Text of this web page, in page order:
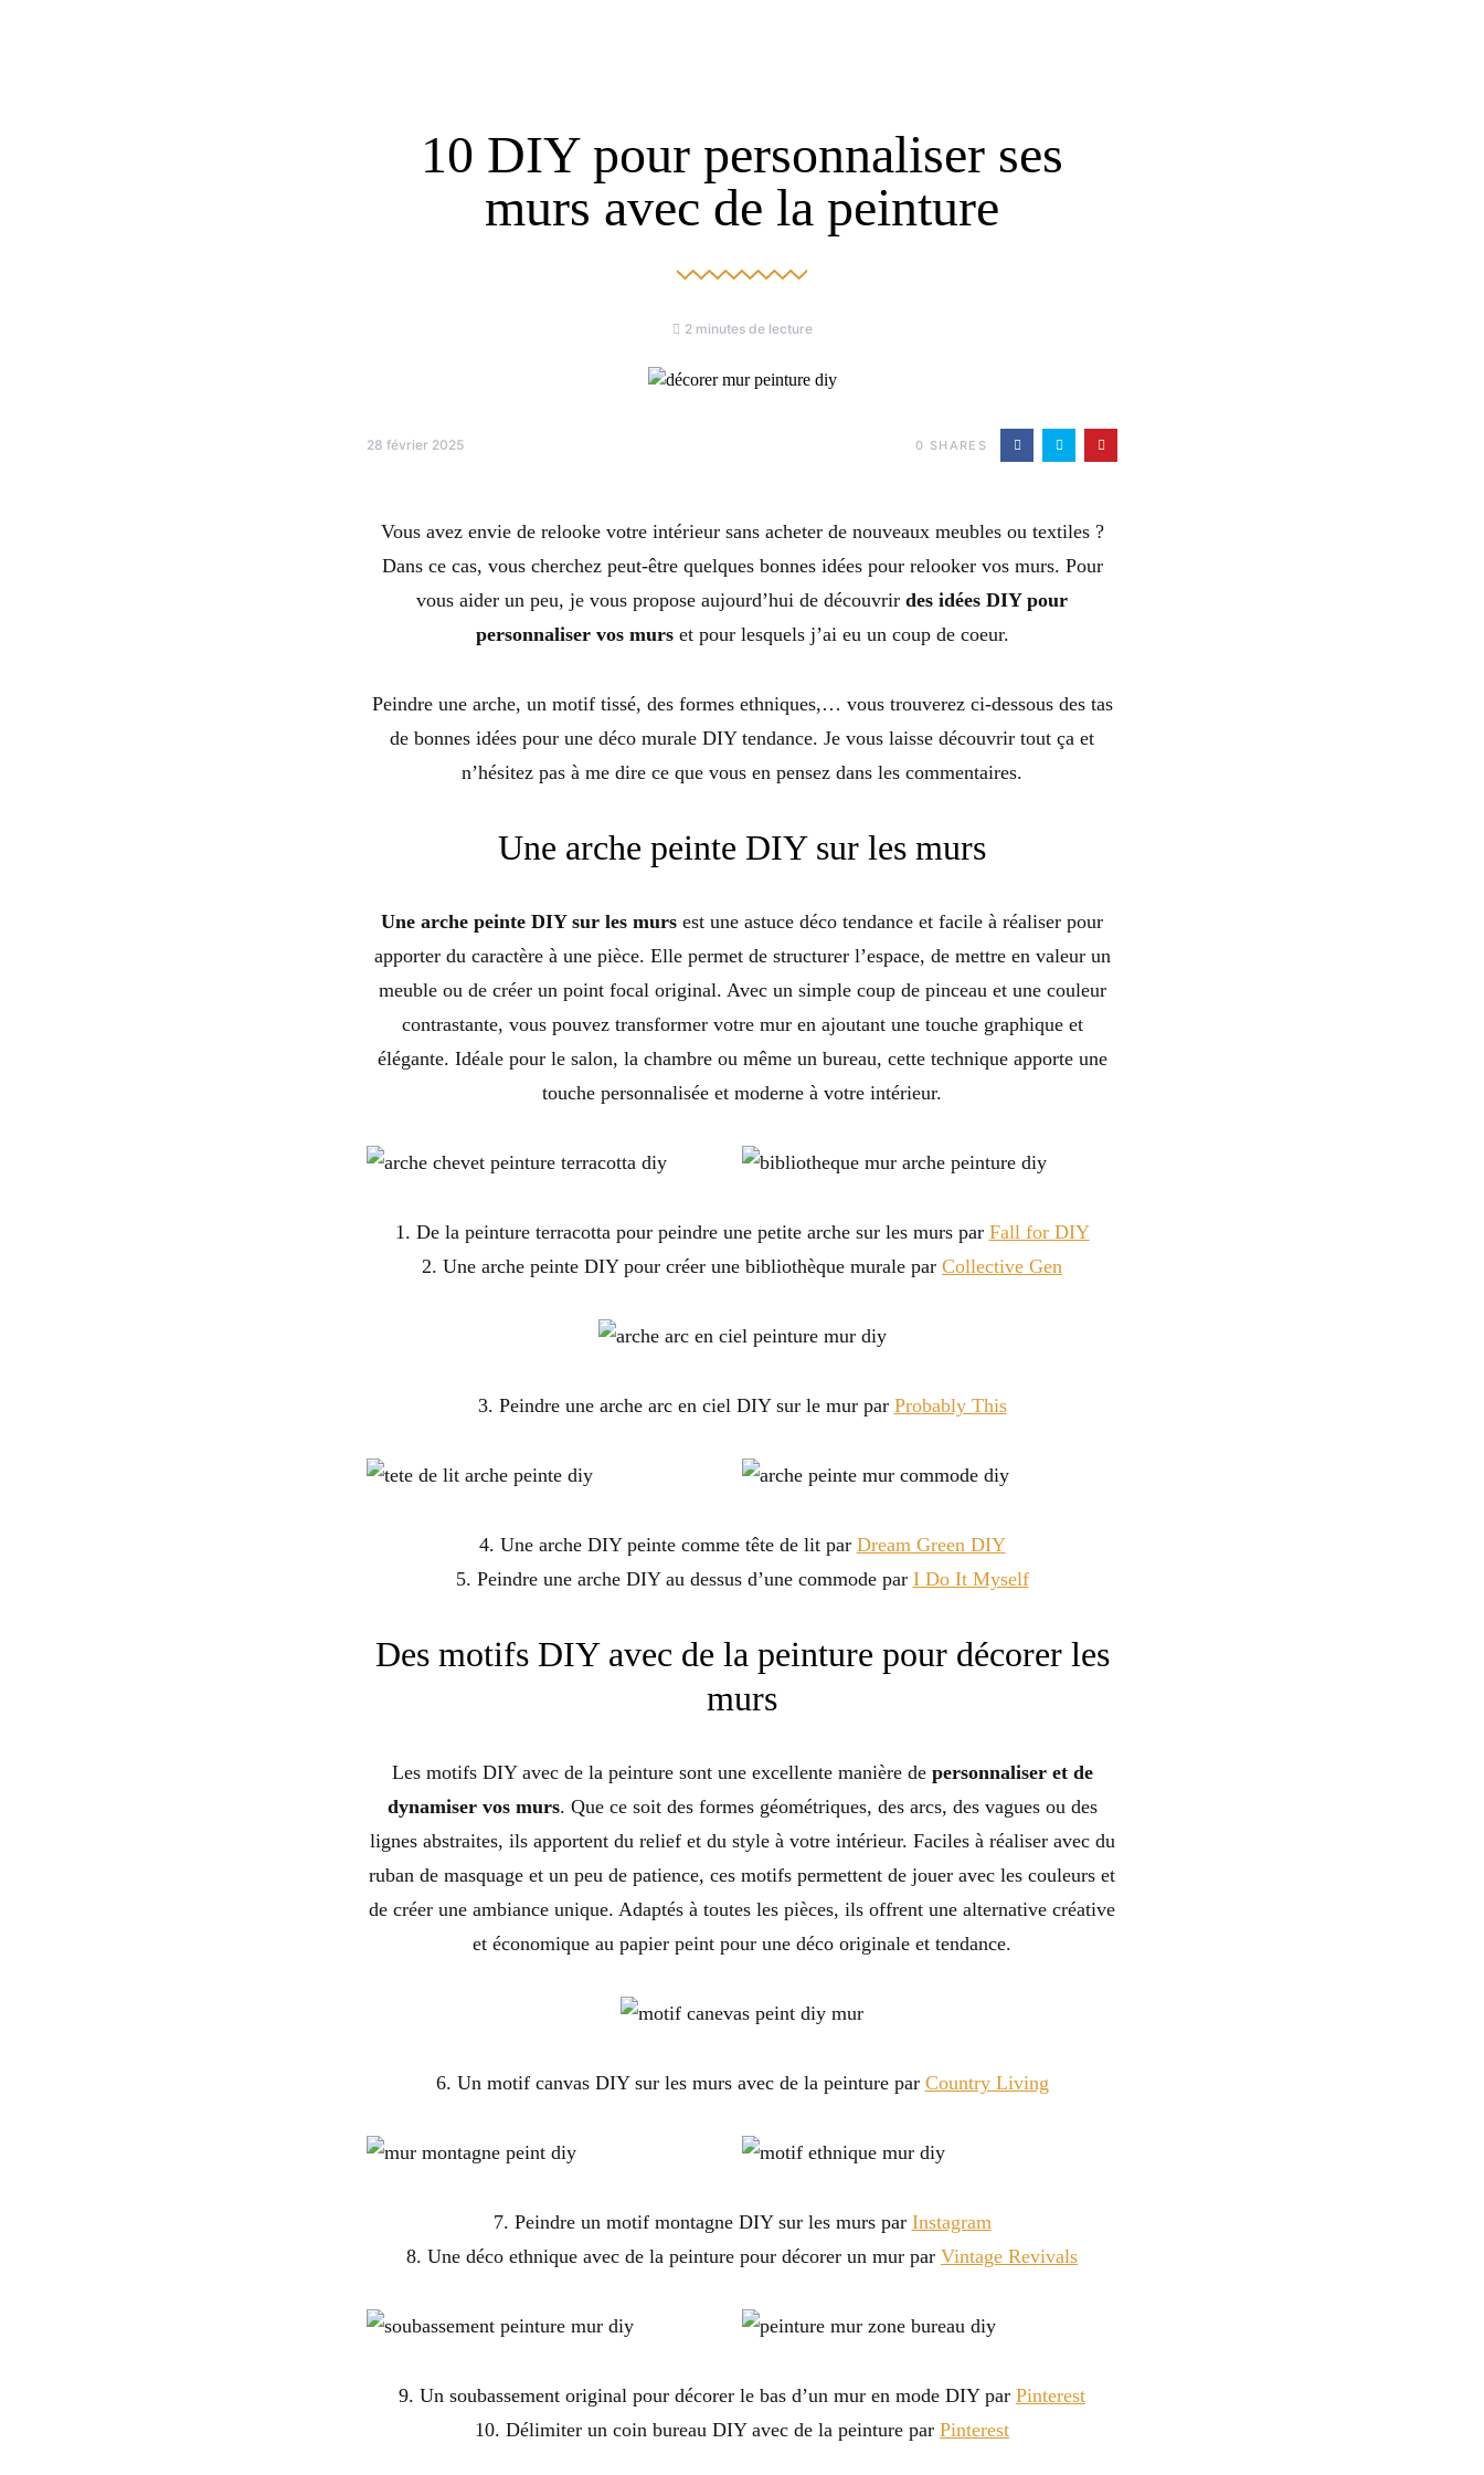
10 DIY pour personnaliser ses
murs avec de la peinture
2 minutes de lecture
28 février 2025 0 SHARES
Vous avez envie de relooke votre intérieur sans acheter de nouveaux meubles ou textiles ?
Dans ce cas, vous cherchez peut-être quelques bonnes idées pour relooker vos murs. Pour
vous aider un peu, je vous propose aujourd’hui de découvrir des idées DIY pour
personnaliser vos murset pour lesquels j’ai eu un coup de coeur.
Peindre une arche, un motif tissé, des formes ethniques,… vous trouverez ci-dessous des tas
de bonnes idées pour une déco murale DIY tendance. Je vous laisse découvrir tout ça et
n’hésitez pas à me dire ce que vous en pensez dans les commentaires.
Une arche peinte DIY sur les murs
Une arche peinte DIY sur les murs est une astuce déco tendance et facile à réaliser pour
apporter du caractère à une pièce. Elle permet de structurer l’espace, de mettre en valeur un
meuble ou de créer un point focal original. Avec un simple coup de pinceau et une couleur
contrastante, vous pouvez transformer votre mur en ajoutant une touche graphique et
élégante. Idéale pour le salon, la chambre ou même un bureau, cette technique apporte une
touche personnalisée et moderne à votre intérieur.
1. De la peinture terracotta pour peindre une petite arche sur les murs par Fall for DIY
2. Une arche peinte DIY pour créer une bibliothèque murale par Collective Gen
3. Peindre une arche arc en ciel DIY sur le mur par Probably This
4. Une arche DIY peinte comme tête de lit par Dream Green DIY
5. Peindre une arche DIY au dessus d’une commode par I Do It Myself
Des motifs DIY avec de la peinture pour décorer les
murs
Les motifs DIY avec de la peinture sont une excellente manière de personnaliser et de
dynamiser vos murs. Que ce soit des formes géométriques, des arcs, des vagues ou des
lignes abstraites, ils apportent du relief et du style à votre intérieur. Faciles à réaliser avec du
ruban de masquage et un peu de patience, ces motifs permettent de jouer avec les couleurs et
de créer une ambiance unique. Adaptés à toutes les pièces, ils offrent une alternative créative
et économique au papier peint pour une déco originale et tendance.
6. Un motif canvas DIY sur les murs avec de la peinture par Country Living
7. Peindre un motif montagne DIY sur les murs par Instagram
8. Une déco ethnique avec de la peinture pour décorer un mur par Vintage Revivals
9. Un soubassement original pour décorer le bas d’un mur en mode DIY par Pinterest
10. Délimiter un coin bureau DIY avec de la peinture par Pinterest